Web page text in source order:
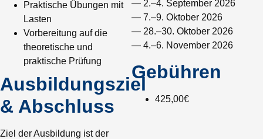
Praktische Übungen mit
Lasten
Vorbereitung auf die
theoretische und
praktische Prüfung
Ausbildungsziel
& Abschluss
Ziel der Ausbildung ist der
— 2.–4. September 2026
— 7.–9. Oktober 2026
— 28.–30. Oktober 2026
— 4.–6. November 2026
Gebühren
425,00€